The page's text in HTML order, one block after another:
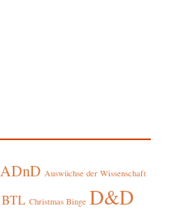
ADnD Auswüchse der Wissenschaft
BTL Christmas Binge D&D